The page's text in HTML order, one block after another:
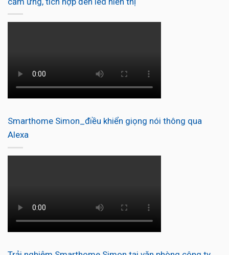
Smarthome Simon_điều khiển giọng nói thông qua
Alexa